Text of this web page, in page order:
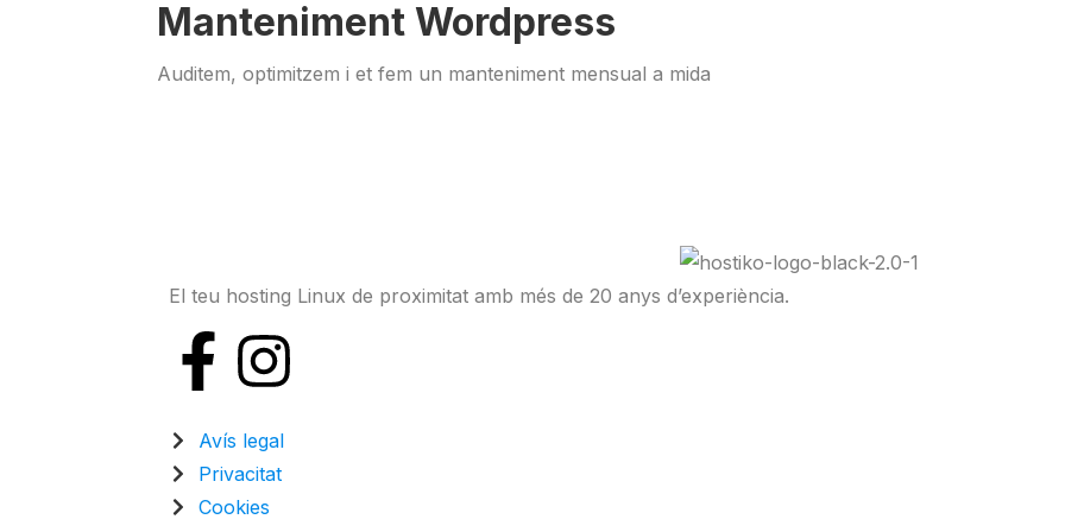
Manteniment Wordpress
Auditem, optimitzem i et fem un manteniment mensual a mida
El teu hosting Linux de proximitat amb més de 20 anys d’experiència.
Avís legal
Privacitat
Cookies